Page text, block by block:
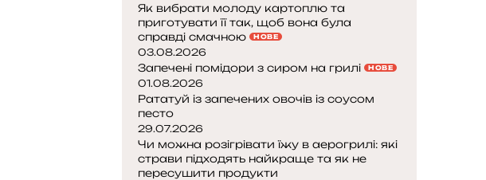
Як вибрати молоду картоплю та
приготувати її так, щоб вона була
справді смачною
НОВЕ
03.08.2026
Запечені помідори з сиром на грилі НОВЕ
01.08.2026
Рататуй із запечених овочів із соусом
песто
29.07.2026
Чи можна розігрівати їжу в аерогрилі: які
страви підходять найкраще та як не
пересушити продукти